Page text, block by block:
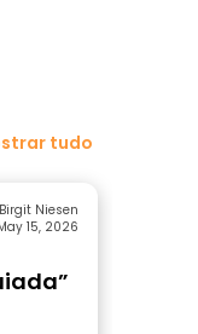
tudo
Niesen
15, 2026